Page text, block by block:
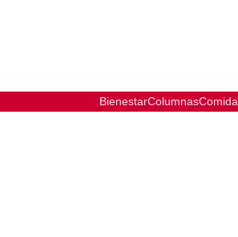
BienestarColumnasComida